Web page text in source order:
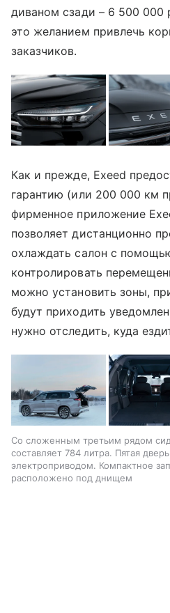
диваном сзади – 6 500 000
это желанием привлечь
заказчиков.
Как и прежде, Exeed
гарантию (или 200 000 км
фирменное приложение
позволяет дистанционно
охлаждать салон с
контролировать
можно установить зоны,
будут приходить
нужно отследить, куда
Со сложенным третьим рядом
составляет 784 литра. Пятая
электроприводом. Компактное
расположено под днищем